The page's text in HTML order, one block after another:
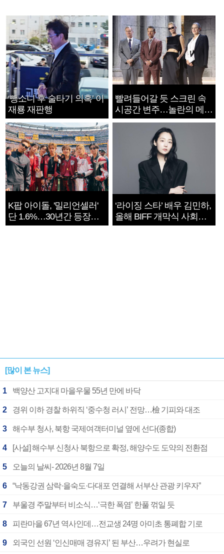
‘뺑소니 후 술타기 의혹’ 이
재룡 재판행
빨려들어갈 듯 스크린 속
시공간 변주…놀란의 메시
지는 ‘전쟁 속죄’
K팝 아이돌, '밀리언셀러'
단 1.6%…30년간 등장
1182개팀 전수조사
‘라이징 스타’ 배우 김민하,
올해 BIFF 개막식 사회자
확정
[많이 본 뉴스]
1 백양산 고지대 마을우물 55년 만에 바닥
2 경위 이하 경찰 하위직 ‘중수청 러시’ 전망…檢 기피와 대조
3 해수부 청사, 북항 국제여객터미널 옆에 선다(종합)
4 [사설] 해수부 신청사 북항으로 확정, 해양수도 도약의 전환점
5 오늘의 날씨- 2026년 8월 7일
6 “낙동강권 삼락·을숙도·다대포 연결해 서부산 관광 키우자”
7 부울경 주말부터 비소식…‘극한 폭염’ 한풀 꺾일 듯
8 피란마을 67년 역사인데…전교생 24명 아미초 통폐합 기로
9 외국인 선원 ‘인신매매 경유지’ 된 부산…우려가 현실로